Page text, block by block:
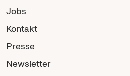
Jobs
Kontakt
Presse
Newsletter